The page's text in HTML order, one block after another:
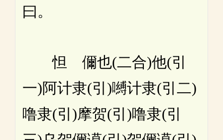
曰。
怛 儞也(二合)他(引
一)阿计隶(引)嚩计隶(引二)
噜隶(引)摩贺(引)噜隶(引